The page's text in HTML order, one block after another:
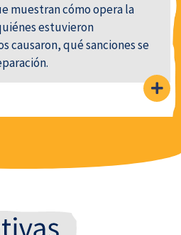
muestran cómo opera la
estuvieron
causaron, qué sanciones se